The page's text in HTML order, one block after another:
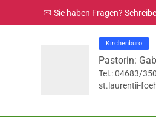
Sie haben Fragen?
Kirchenbüro
Pastorin:
Tel.: 04683/350
st.laurentii-